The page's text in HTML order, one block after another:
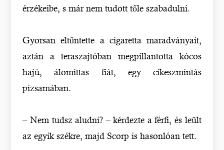
érzékeibe, s már nem tudott tőle szabadulni.
Gyorsan eltűntette a cigaretta maradványait,
aztán a teraszajtóban megpillantotta kócos
hajú, álomittas fiát, egy cikeszmintás
pizsamában.
– Nem tudsz aludni? – kérdezte a férfi, és leült
az egyik székre, majd Scorp is hasonlóan tett.